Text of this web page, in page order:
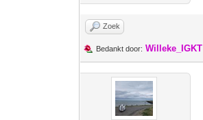
Zoek
Bedankt door: Willeke_IGKT